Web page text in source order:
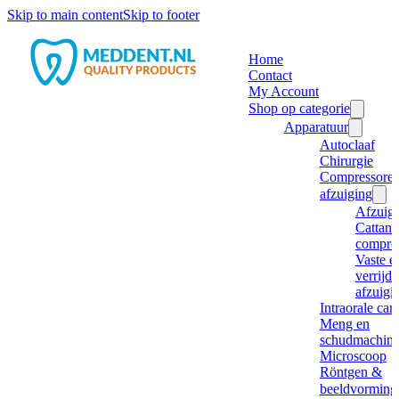
Skip to main contentSkip to footer
Home
Contact
My Account
Shop op categorie
Apparatuur
Autoclaaf
Chirurgie
afzuiging
Cattani
Vaste
Intraorale
Meng en
Microscoop
Röntgen &
beeldvorming